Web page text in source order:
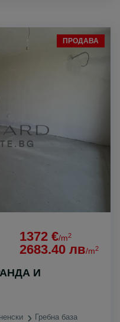
ПРОДАВА
1372 €/m2
2683.40 лв/m2
Гребна база